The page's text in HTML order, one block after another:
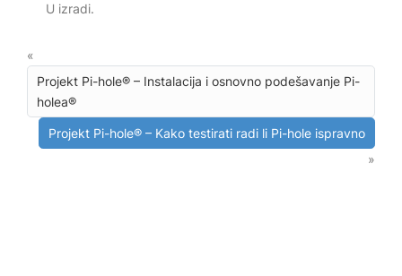
U izradi.
«
Projekt Pi-hole® – Instalacija i osnovno podešavanje Pi-
holea®
Projekt Pi-hole® – Kako testirati radi li Pi-hole ispravno
»